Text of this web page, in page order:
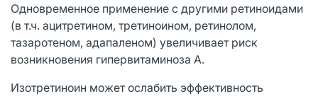
Одновременное применение с другими ретиноидами
(в т.ч. ацитретином, третиноином, ретинолом,
тазаротеном, адапаленом) увеличивает риск
возникновения гипервитаминоза А.
Изотретиноин может ослабить эффективность